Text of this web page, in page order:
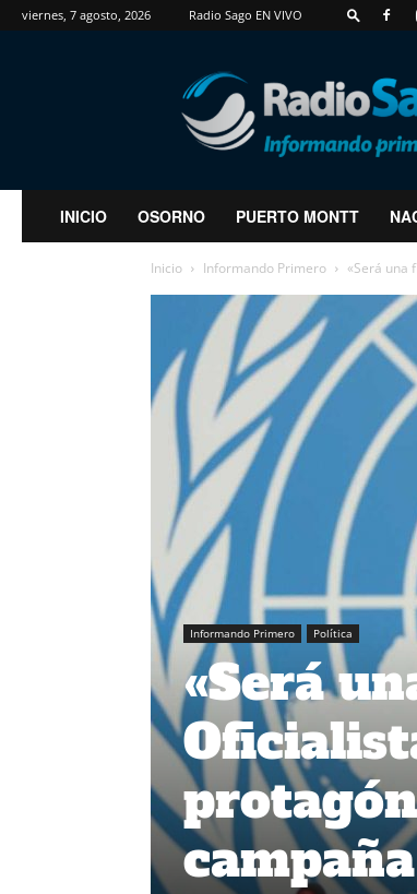
viernes, 7 agosto, 2026 Radio Sago EN VIVO
RadioSago
INICIO OSORNO PUERTO MONTT
Inicio Informando Primero «Será una
Informando Primero Política
«Será